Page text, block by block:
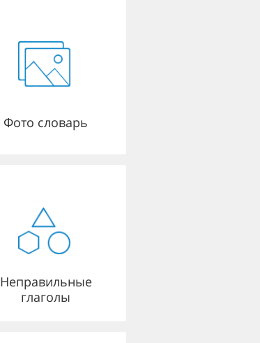
Фото словарь
Неправильные
глаголы